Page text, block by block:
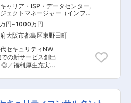
クマネジメントユ
の流
リスクマネジメン
せできるようにな
数精鋭のユニットと
連携により、属人
を目指していま
においても、社内
す。 ■業務の
キュリティルールを
キュリティに関連
特にセキュリティ
だくことを期待し
業の約20名と協業
との連携による
ープ共通のセキュ
の整備と運用支援
ュリティ教育、啓
いては、世界に拠点
ャリア・ISP・データセンター,
ェクトマネージャー（インフ
キュリティコンサルタント・ア
ト
円~1000万円
大阪市都島区東野田町
セキュリティNW
の新サービス創出
／福利厚生充実／
中、ゼロトラスト
ットワークセキュ